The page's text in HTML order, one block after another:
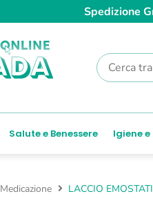
Spedizione
Salute e Benessere Igiene
Medicazione LACCIO